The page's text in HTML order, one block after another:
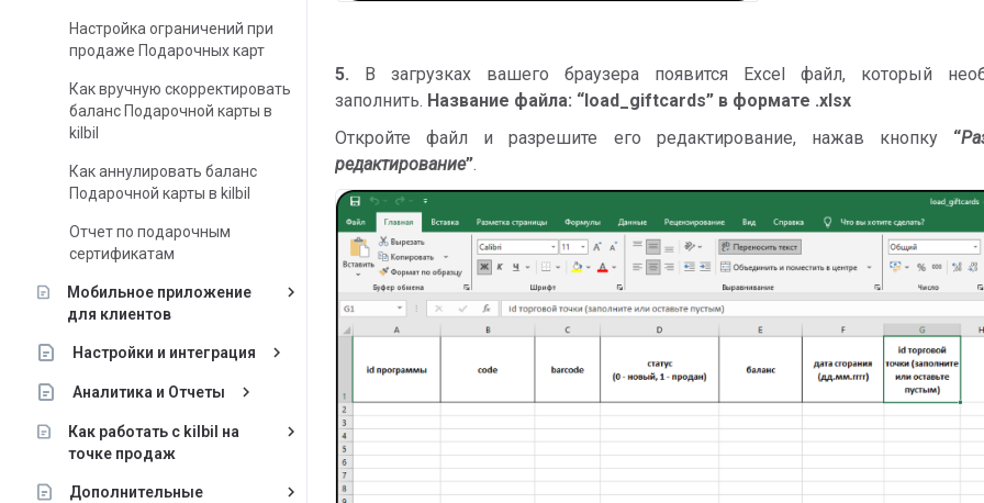
Настройка ограничений при
продаже Подарочных карт
Как вручную скорректировать
баланс Подарочной карты в
kilbil
Как аннулировать баланс
Подарочной карты в kilbil
Отчет по подарочным
сертификатам
Мобильное приложение
для клиентов
keyboard_arrow_right
Настройки и интеграция keyboard_arrow_right
Аналитика и Отчеты keyboard_arrow_right
Как работать с kilbil на
точке продаж
keyboard_arrow_right
Дополнительные
keyboard_arrow_right
5. В загрузках вашего браузера появится Excel файл, который
заполнить. Название файла: “load_giftcards” в формате .xlsx
Откройте файл и разрешите его редактирование, нажав кнопку “
редактирование”.